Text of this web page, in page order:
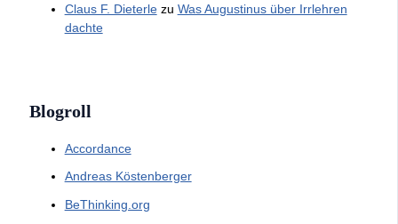
Claus F. Dieterlezu Was Augustinus über Irrlehren
dachte
Blogroll
Accordance
Andreas Köstenberger
BeThinking.org